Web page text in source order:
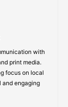
with
print media.
focus on local
and engaging